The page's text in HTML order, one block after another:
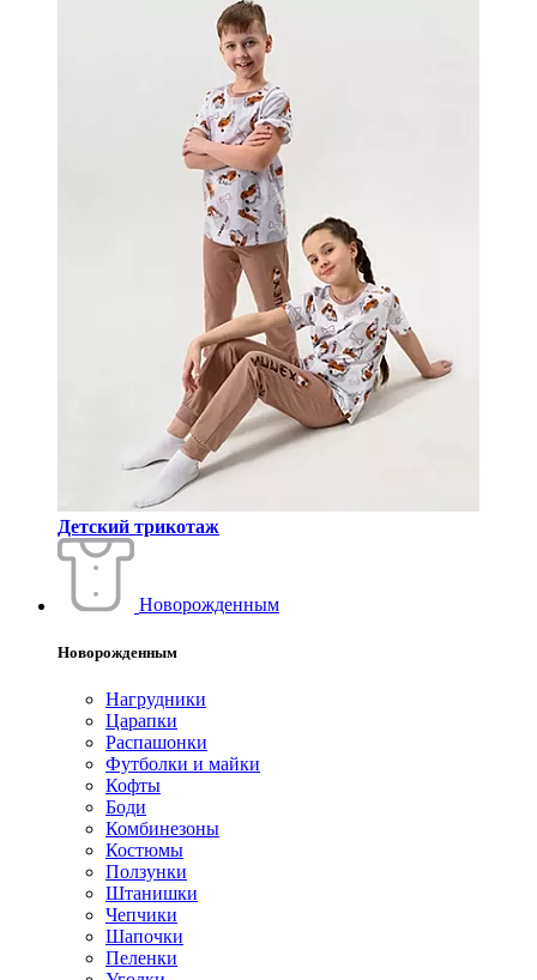
Детский трикотаж
Новорожденным
Новорожденным
Нагрудники
Царапки
Распашонки
Футболки и майки
Кофты
Боди
Комбинезоны
Костюмы
Ползунки
Штанишки
Чепчики
Шапочки
Пеленки